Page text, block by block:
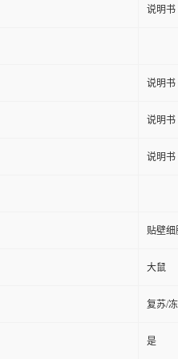
说明书
说明书
说明书
说明书
贴壁细
大鼠
复苏/
是